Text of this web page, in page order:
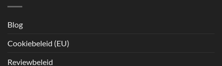
Blog
Cookiebeleid (EU)
Reviewbeleid